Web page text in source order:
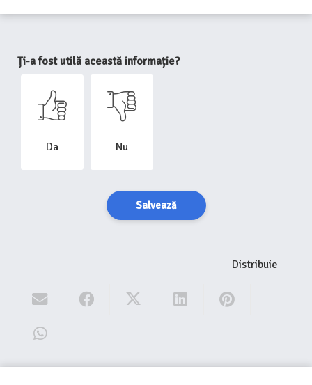
Ți-a fost utilă această informație?
Da Nu
Salvează
Distribuie